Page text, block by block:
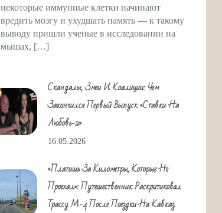
некоторые иммунные клетки начинают
вредить мозгу и ухудшать память — к такому
выводу пришли ученые в исследовании на
мышах, […]
Скандалы, Змеи И Коалиции: Чем
Закончился Первый Выпуск «Ставки На
Любовь-2»
16.05.2026
«Платишь За Километры, Которые Не
Проехал»: Путешественник Раскритиковал
Трассу М-4 После Поездки На Кавказ